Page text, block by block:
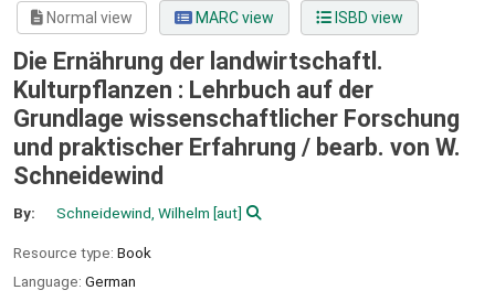
Normal view MARC view ISBD view
Die Ernährung der landwirtschaftl.
Kulturpflanzen : Lehrbuch auf der
Grundlage wissenschaftlicher Forschung
und praktischer Erfahrung / bearb. von W.
Schneidewind
By: Schneidewind, Wilhelm [aut]
Resource type: Book
Language: German